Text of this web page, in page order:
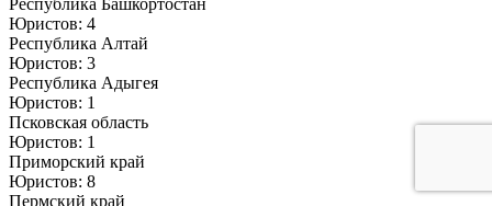
Юристов: 4
Республика Алтай
Юристов: 3
Республика Адыгея
Юристов: 1
Псковская область
Юристов: 1
Приморский край
Юристов: 8
Пермский край